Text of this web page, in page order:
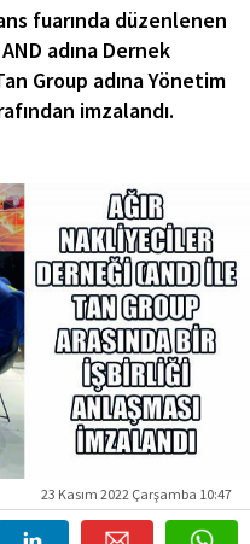
fuarında düzenlenen
adına Dernek
Group adına Yönetim
imzalandı.
23 Kasım 2022 Çarşamba 10:47